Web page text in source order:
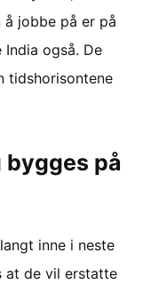
jobbe på er på
India også. De
tidshorisontene
bygges på
inne i neste
at de vil erstatte